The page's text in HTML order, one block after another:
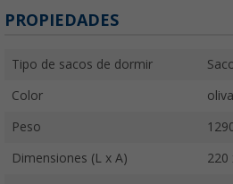
PROPIEDADES
Tipo de sacos de dormir
Color oliva
Peso
Dimensiones (L x A) 220